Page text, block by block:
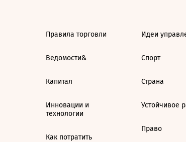
Правила торговли
Ведомости&
Капитал
Инновации и
технологии
Как потратить
Идеи
Спорт
Страна
Устойчивое
Право